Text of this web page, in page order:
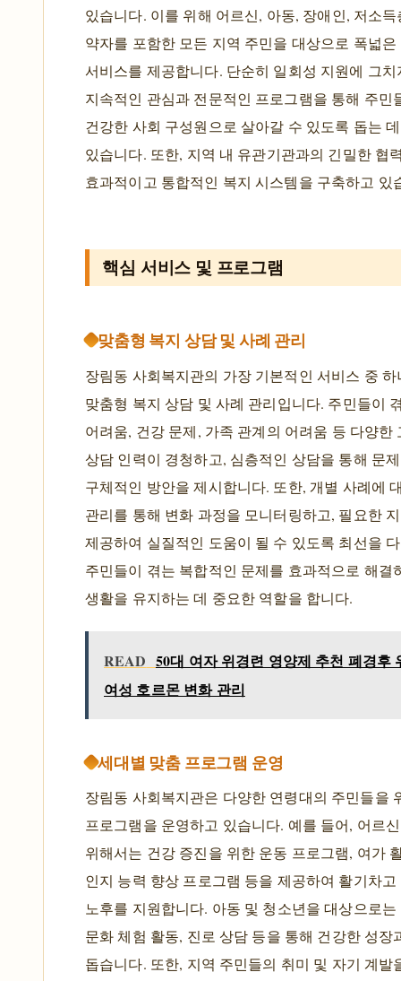
있습니다. 이를 위해 어르신, 아동, 장애인, 저소
약자를 포함한 모든 지역 주민을 대상으로 폭넓은
서비스를 제공합니다. 단순히 일회성 지원에 그치
지속적인 관심과 전문적인 프로그램을 통해 주민
건강한 사회 구성원으로 살아갈 수 있도록 돕는
있습니다. 또한, 지역 내 유관기관과의 긴밀한 협
효과적이고 통합적인 복지 시스템을 구축하고 있
핵심 서비스 및 프로그램
맞춤형 복지 상담 및 사례 관리
장림동 사회복지관의 가장 기본적인 서비스 중
맞춤형 복지 상담 및 사례 관리입니다. 주민들이
어려움, 건강 문제, 가족 관계의 어려움 등 다양한
상담 인력이 경청하고, 심층적인 상담을 통해 문
구체적인 방안을 제시합니다. 또한, 개별 사례에
관리를 통해 변화 과정을 모니터링하고, 필요한
제공하여 실질적인 도움이 될 수 있도록 최선을
주민들이 겪는 복합적인 문제를 효과적으로 해결
생활을 유지하는 데 중요한 역할을 합니다.
READ 50대 여자 위경련 영양제 추천 폐경후
여성 호르몬 변화 관리
세대별 맞춤 프로그램 운영
장림동 사회복지관은 다양한 연령대의 주민들을
프로그램을 운영하고 있습니다. 예를 들어, 어르
위해서는 건강 증진을 위한 운동 프로그램, 여가
인지 능력 향상 프로그램 등을 제공하여 활기차고
노후를 지원합니다. 아동 및 청소년을 대상으로는
문화 체험 활동, 진로 상담 등을 통해 건강한 성장
돕습니다. 또한, 지역 주민들의 취미 및 자기 계발